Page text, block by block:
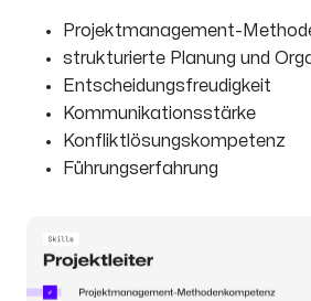
Projektmanagement-
strukturierte Planung und
Entscheidungsfreudigkeit
Kommunikationsstärke
Konfliktlösungskompetenz
Führungserfahrung